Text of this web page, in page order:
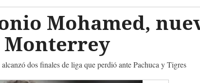
Mohamed,
dos finales de liga que perdió ante Pachuca y Tigres